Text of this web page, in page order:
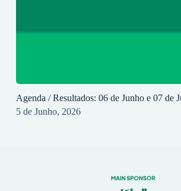
Agenda / Resultados: 06 de Junho e 07 de
5 de Junho, 2026